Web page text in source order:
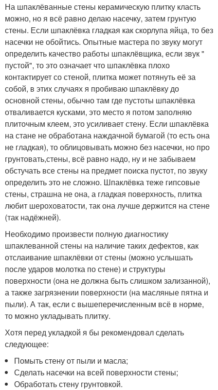
На шпаклёванные стены керамическую плитку класть
можно, но я всё равно делаю насечку, затем грунтую
стены. Если шпаклёвка гладкая как скорлупа яйца, то без
насечки не обойтись. Опытные мастера по звуку могут
определить качество работы шпаклёвщика, если звук "
пустой", то это означает что шпаклёвка плохо
контактирует со стеной, плитка может потянуть её за
собой, в этих случаях я пробиваю шпаклёвку до
основной стены, обычно там где пустоты шпаклёвка
отваливается кусками, это место я потом заполняю
плиточным клеем, это усиливает стену. Если шпаклёвка
на стане не обработана наждачной бумагой (то есть она
не гладкая), то облицовывать можно без насечки, но про
грунтовать,стены, всё равно надо, ну и не забываем
обстучать все стены на предмет поиска пустот, по звуку
определить это не сложно. Шпаклёвка теже гипсовые
стены, страшна не она, а гладкая поверхность, плитка
любит шероховатости, так она лучше держится на стене
(так надёжней).
Необходимо произвести полную диагностику
шпаклеванной стены на наличие таких дефектов, как
отслаивание шпаклёвки от стены (можно услышать
после ударов молотка по стене) и структуры
поверхности (она не должна быть слишком зализанной),
а также загрязнении поверхности (на масляные пятна и
пыли). А так, если с вышеперечисленным всё в норме,
то можно укладывать плитку.
Хотя перед укладкой я бы рекомендовал сделать
следующее:
Помыть стену от пыли и масла;
Сделать насечки на всей поверхности стены;
Обработать стену грунтовкой.